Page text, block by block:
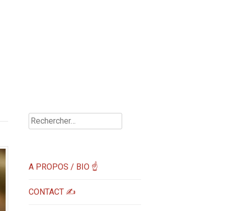
Rechercher :
A PROPOS / BIO ☝
CONTACT ✍️